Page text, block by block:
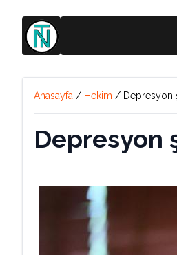
Anasayfa / Hekim / Depresyon
Depresyon